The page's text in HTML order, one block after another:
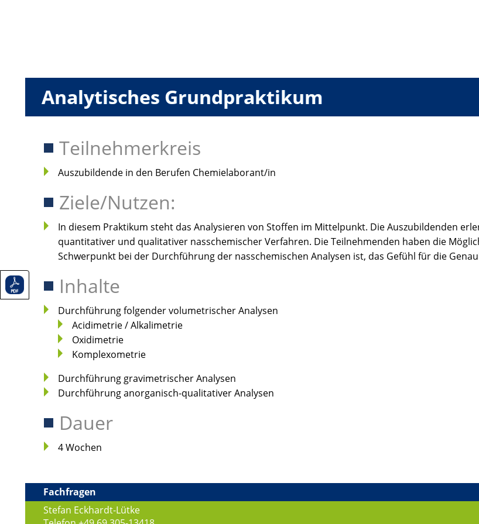
Analytisches Grundpraktikum
Teilnehmerkreis
Auszubildende in den Berufen Chemielaborant/in
Ziele/Nutzen:
In diesem Praktikum steht das Analysieren von Stoffen im Mittelpunkt. Die Auszubildenden
quantitativer und qualitativer nasschemischer Verfahren. Die Teilnehmenden haben die
Schwerpunkt bei der Durchführung der nasschemischen Analysen ist, das Gefühl für die
Inhalte
Durchführung folgender volumetrischer Analysen
Acidimetrie / Alkalimetrie
Oxidimetrie
Komplexometrie
Durchführung gravimetrischer Analysen
Durchführung anorganisch-qualitativer Analysen
Dauer
4 Wochen
Fachfragen
Stefan Eckhardt-Lütke